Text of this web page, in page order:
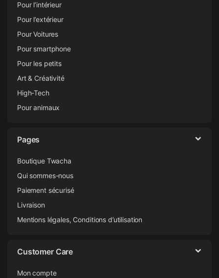
Pour l’intérieur
Pour l’extérieur
Pour Voitures
Pour smartphone
Pour les petits
Art & Créativité
High-Tech
Pour animaux
Pages
Boutique Twacha
Qui sommes-nous
Paiement sécurisé
Livraison
Mentions légales, Conditions d’utilisation
Customer Care
Mon compte